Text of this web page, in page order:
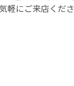
軽にご来店くださ